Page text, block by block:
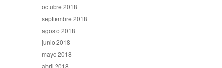
octubre 2018
septiembre 2018
agosto 2018
junio 2018
mayo 2018
abril 2018